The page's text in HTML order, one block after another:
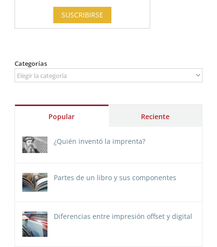
Categorías
Categorías
Popular Reciente
¿Quién inventó la imprenta?
Partes de un libro y sus componentes
Diferencias entre impresión offset y digital